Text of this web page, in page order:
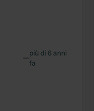
—più di 6 anni
fa